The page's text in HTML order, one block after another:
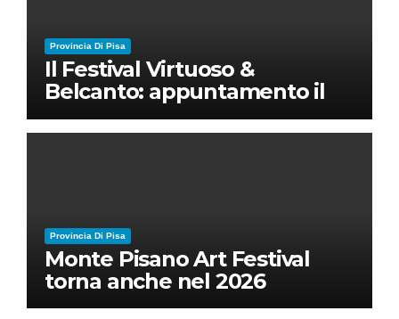
Provincia Di Pisa
Il Festival Virtuoso &
Belcanto: appuntamento il
28 luglio a Palazzo Blu con
Ruben Micieli
Provincia Di Pisa
Monte Pisano Art Festival
torna anche nel 2026